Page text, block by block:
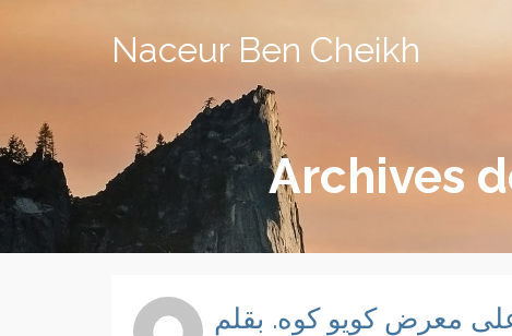
Naceur Ben Cheikh
Archives
معرض كويو كوه. بقلم